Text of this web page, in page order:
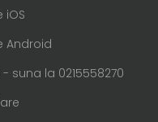
iOS
Android
suna la 0215558270